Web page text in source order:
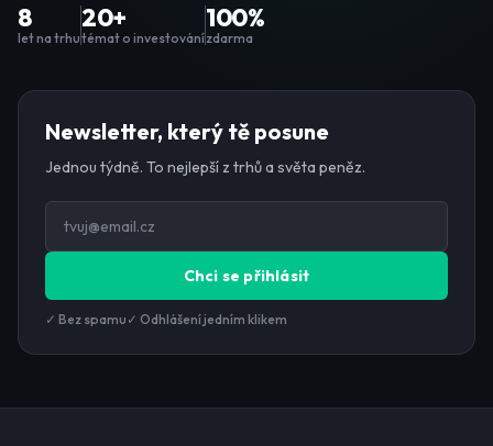
8
let na trhu
20+
témat o investování
100%
zdarma
Newsletter, který tě posune
Jednou týdně. To nejlepší z trhů a světa peněz.
Chci se přihlásit
✓ Bez spamu ✓ Odhlášení jedním klikem